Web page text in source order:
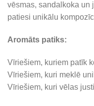
vēsmas, sandalkoka un
patiesi unikālu
Aromāts patiks:
Vīriešiem, kuriem patīk
Vīriešiem, kuri meklē
Vīriešiem, kuri vēlas